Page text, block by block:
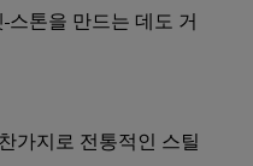
스톤을 만드는 데도 거
가지로 전통적인 스틸